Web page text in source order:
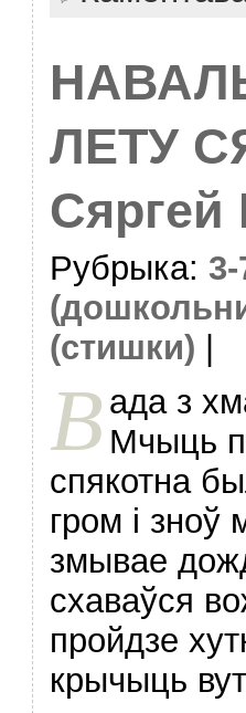
ЛЕТУ
Сяргей
Рубрыка:
(стишки)
В ада з
Мчыць
спякотна
гром i зноў
змывае
схаваўся
пройдзе
крычыць